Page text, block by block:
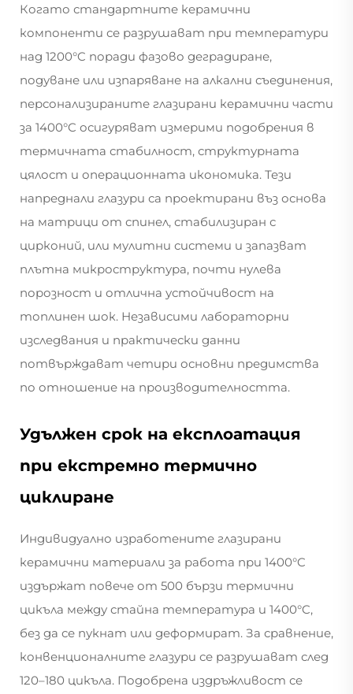
Когато стандартните керамични
компоненти се разрушават при температури
над 1200°C поради фазово деградиране,
подуване или изпаряване на алкални съединения,
персонализираните глазирани керамични части
за 1400°C осигуряват измерими подобрения в
термичната стабилност, структурната
цялост и операционната икономика. Тези
напреднали глазури са проектирани въз основа
на матрици от спинел, стабилизиран с
цирконий, или мулитни системи и запазват
плътна микроструктура, почти нулева
порозност и отлична устойчивост на
топлинен шок. Независими лабораторни
изследвания и практически данни
потвърждават четири основни предимства
по отношение на производителността.
Удължен срок на експлоатация
при екстремно термично
циклиране
Индивидуално изработените глазирани
керамични материали за работа при 1400°C
издържат повече от 500 бързи термични
цикъла между стайна температура и 1400°C,
без да се пукнат или деформират. За сравнение,
конвенционалните глазури се разрушават след
120–180 цикъла. Подобрена издръжливост се